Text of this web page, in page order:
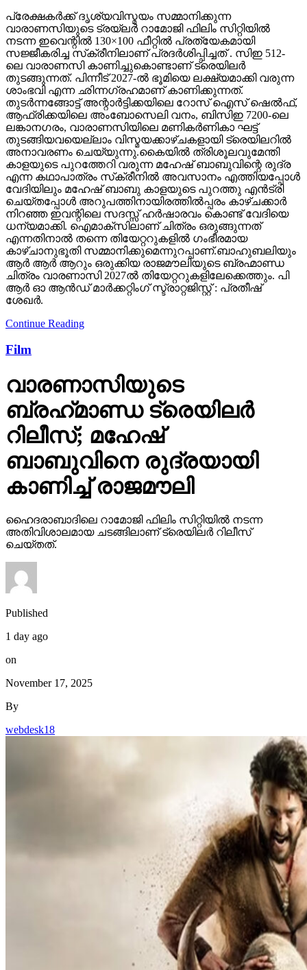
പ്രേക്ഷകർക്ക് ദൃശ്യവിസ്മയം സമ്മാനിക്കുന്ന
വാരാണസിയുടെ ട്രയ്ലർ റാമോജി ഫിലിം സിറ്റിയിൽ
നടന്ന ഇവെന്റിൽ 130×100 ഫീറ്റിൽ പ്രത്യേകമായി
സജ്ജീകരിച്ച സ്‌ക്രീനിലാണ് പ്രദർശിപ്പിച്ചത് . സിഇ 512-
ലെ വാരാണസി കാണിച്ചുകൊണ്ടാണ് ട്രെയിലര്‍
തുടങ്ങുന്നത്. പിന്നീട് 2027-ല്‍ ഭൂമിയെ ലക്ഷ്യമാക്കി വരുന്ന
ശാംഭവി എന്ന ഛിന്നഗ്രഹമാണ് കാണിക്കുന്നത്.
തുടര്‍ന്നങ്ങോട്ട് അന്റാര്‍ട്ടിക്കയിലെ റോസ് ഐസ് ഷെല്‍ഫ്,
ആഫ്രിക്കയിലെ അംബോസെലി വനം, ബിസിഇ 7200-ലെ
ലങ്കാനഗരം, വാരാണസിയിലെ മണികര്‍ണികാ ഘട്ട്
തുടങ്ങിയവയെല്ലാം വിസ്മയക്കാഴ്ചകളായി ട്രെയിലറില്‍
അനാവരണം ചെയ്യുന്നു.കൈയില്‍ ത്രിശൂലവുമേന്തി
കാളയുടെ പുറത്തേറി വരുന്ന മഹേഷ് ബാബുവിന്റെ രുദ്ര
എന്ന കഥാപാത്രം സ്‌ക്രീനിൽ അവസാനം എത്തിയപ്പോൾ
വേദിയിലും മഹേഷ് ബാബു കാളയുടെ പുറത്തു എൻട്രി
ചെയ്തപ്പോൾ അറുപത്തിനായിരത്തിൽപ്പരം കാഴ്ചക്കാർ
നിറഞ്ഞ ഇവന്റിലെ സദസ്സ് ഹർഷാരവം കൊണ്ട് വേദിയെ
ധന്യമാക്കി. ഐമാക്‌സിലാണ് ചിത്രം ഒരുങ്ങുന്നത്
എന്നതിനാല്‍ തന്നെ തിയേറ്ററുകളില്‍ ഗംഭീരമായ
കാഴ്ചാനുഭൂതി സമ്മാനിക്കുമെന്നുറപ്പാണ്.ബാഹുബലിയും
ആർ ആർ ആറും ഒരുക്കിയ രാജമൗലിയുടെ ബ്രഹ്മാണ്ഡ
ചിത്രം വാരണാസി 2027ൽ തിയേറ്ററുകളിലേക്കെത്തും. പി
ആർ ഓ ആൻഡ് മാർക്കറ്റിംഗ് സ്ട്രാറ്റജിസ്റ്റ് : പ്രതീഷ്
ശേഖർ.
Continue Reading
Film
വാരണാസിയുടെ
ബ്രഹ്‌മാണ്ഡ ട്രെയിലര്‍
റിലീസ്; മഹേഷ്
ബാബുവിനെ രുദ്രയായി
കാണിച്ച് രാജമൗലി
ഹൈദരാബാദിലെ റാമോജി ഫിലിം സിറ്റിയില്‍ നടന്ന
അതിവിശാലമായ ചടങ്ങിലാണ് ട്രെയിലര്‍ റിലീസ്
ചെയ്തത്.
Published
1 day ago
on
November 17, 2025
By
webdesk18